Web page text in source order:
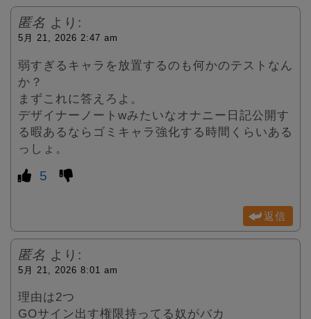
匿名 より:
5月 21, 2026 2:47 am
弱すぎるキャラを放置するのも何かのテストなん
か？
まずこれに答えろよ。
デザイナーノートwみたいなオナニー日記公開す
る暇あるならゴミキャラ強化する時間くらいある
っしょ。
5
返信
匿名 より:
5月 21, 2026 8:01 am
理由は2つ
GOサイン出す権限持ってる奴がバカ